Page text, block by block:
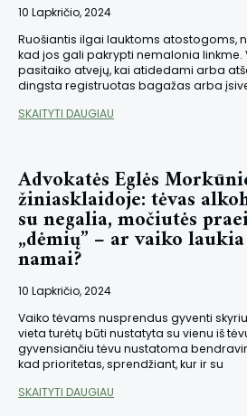
10 Lapkričio, 2024
Ruošiantis ilgai lauktoms atostogoms,
kad jos gali pakrypti nemalonia linkme.
pasitaiko atvejų, kai atidedami arba
dingsta registruotas bagažas arba
SKAITYTI DAUGIAU
Advokatės Eglės
žiniasklaidoje: tėvas
su negalia, močiutės
„dėmių” – ar vaiko
namai?
10 Lapkričio, 2024
Vaiko tėvams nusprendus gyventi
vieta turėtų būti nustatyta su vienu iš
gyvensiančiu tėvu nustatoma
kad prioritetas, sprendžiant, kur ir su
SKAITYTI DAUGIAU